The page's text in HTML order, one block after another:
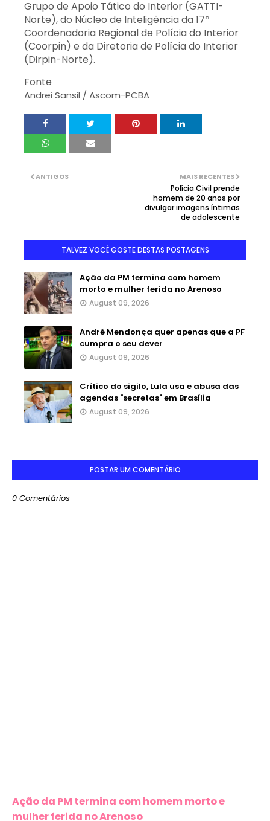
Grupo de Apoio Tático do Interior (GATTI-
Norte), do Núcleo de Inteligência da 17ª
Coordenadoria Regional de Polícia do Interior
(Coorpin) e da Diretoria de Polícia do Interior
(Dirpin-Norte).
Fonte
Andrei Sansil / Ascom-PCBA
MAIS RECENTES
Polícia Civil prende
homem de 20 anos por
divulgar imagens íntimas
de adolescente
ANTIGOS
TALVEZ VOCÊ GOSTE DESTAS POSTAGENS
Ação da PM termina com homem
morto e mulher ferida no Arenoso
August 09, 2026
André Mendonça quer apenas que a PF
cumpra o seu dever
August 09, 2026
Crítico do sigilo, Lula usa e abusa das
agendas "secretas" em Brasília
August 09, 2026
POSTAR UM COMENTÁRIO
0 Comentários
Ação da PM termina com homem morto e
mulher ferida no Arenoso